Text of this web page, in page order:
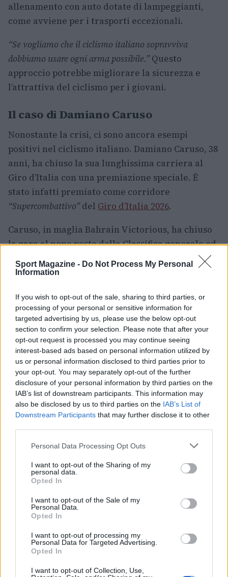
Sport Magazine - Do Not Process My Personal
Information
If you wish to opt-out of the sale, sharing to third parties, or
processing of your personal or sensitive information for
targeted advertising by us, please use the below opt-out
section to confirm your selection. Please note that after your
opt-out request is processed you may continue seeing
interest-based ads based on personal information utilized by
us or personal information disclosed to third parties prior to
your opt-out. You may separately opt-out of the further
disclosure of your personal information by third parties on the
IAB’s list of downstream participants. This information may
also be disclosed by us to third parties on the IAB’s List of
Downstream Participants that may further disclose it to other
Please note that this website/app uses one or more Google
not limited to your visit or usage behaviour. You may click to
grant or deny consent to Google and its third-party tags to
use your data for below specified purposes in below Google
consent section.
Personal Data Processing Opt Outs
I want to opt-out of the Sharing of my
personal data.
Opted In
I want to opt-out of the Sale of my
Personal Data.
Opted In
I want to opt-out of processing my
Personal Data for Targeted Advertising.
Opted In
I want to opt-out of Collection, Use,
allenamento con auto dotate di lampeggianti,
come avviene per i trasporti eccezionali.
“Se vogliamo che il ciclismo italiano sopravviva
dobbiamo usare ogni arma possibile.”Questo
approccio potrebbe migliorare la sicurezza e
l’attrattiva del ciclismo per i giovani.
Il caso di Damiano Caruso
Nonostante la crisi, ci sono ancora esempi
positivi nel ciclismo italiano. Damiano Caruso, 38
anni, ha chiuso la sua lunghissima carriera al
Giro d’Italia con una premiazione speciale. È
stato infatti premiato come corridore
“Supercombattivo”del Giro d’Italia 2026.
Caruso, in maglia Bahrain Victorious, ha chiuso
la gara al nono posto della Classifica generale ed
è stato un supporto fondamentale per il suo
compagno di squadra Afonso Eulálio, Maglia
conquistare una vittoria di tappa, Caruso ha
speso tantissime energie nell’arco delle tre
settimane di gara, facendosi apprezzare da tifosi
e appassionati.
Il caso di Caruso dimostra che, nonostante le
difficoltà, il ciclismo italiano può ancora
produrre atleti di alto livello. Tuttavia, è
necessario un cambiamento radicale per
AUTORE
Francesca Lombardi
tecnici dal primo box di un circuito toscano e
da allora firma approfondimenti sui motori. In
alle prove su pista, cura il format 'tecnica e
cronaca' e conserva i fogli di appunti del